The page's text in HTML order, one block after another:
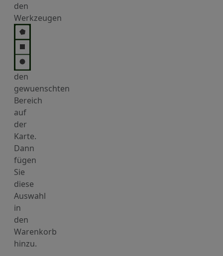
den
Werkzeugen
den
gewuenschten
Bereich
auf
der
Karte.
Dann
fügen
Sie
diese
Auswahl
in
den
Warenkorb
hinzu.